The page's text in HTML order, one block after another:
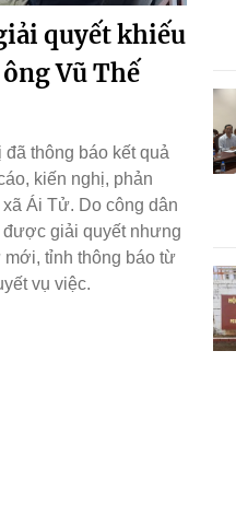
quyết khiếu
Vũ Thế
thông báo kết quả
kiến nghị, phản
Ái Tử. Do công dân
được giải quyết nhưng
tỉnh thông báo từ
vụ việc.